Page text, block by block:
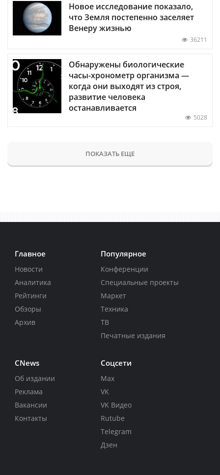
Новое исследование показало,
что Земля постепенно заселяет
Венеру жизнью
36211
Обнаружены биологические
часы-хронометр организма —
когда они выходят из строя,
развитие человека
останавливается
5028
ПОКАЗАТЬ ЕЩЕ
Главное
Новости
Аналитика
Рейтинги
Обзоры
Архив
Популярное
Конференции
Специальные проекты
Маркет
Техника
ТВ
Печатные издания
CNews
Об издании
Реклама
Вакансии
Контакты
Соцсети
Max
VK
VK Видео
Rutube
Telegram
Дзен